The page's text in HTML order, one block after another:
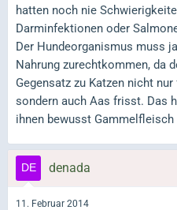
hatten noch nie
Darminfektionen oder
Der Hundeorganismus muss
Nahrung zurechtkommen, da
Gegensatz zu Katzen nicht
sondern auch Aas frisst. Das
ihnen bewusst
denada
11. Februar 2014